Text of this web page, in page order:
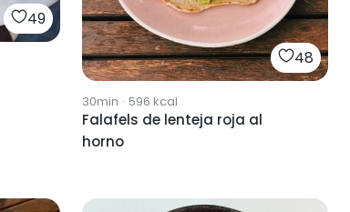
49
48
30min · 596 kcal
Falafels de lenteja roja al
horno